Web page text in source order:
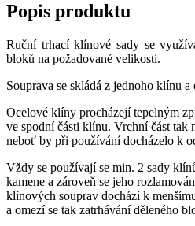
Popis produktu
Ruční trhací klínové sady se
bloků na požadované velikosti.
Souprava se skládá z jednoho klínu a
Ocelové klíny procházejí tepelným
ve spodní části klínu. Vrchní část tak
neboť by při používání docházelo k
Vždy se používají se min. 2 sady
kamene a zároveň se jeho
klínových souprav dochází k
a omezí se tak zatrhávání děleného